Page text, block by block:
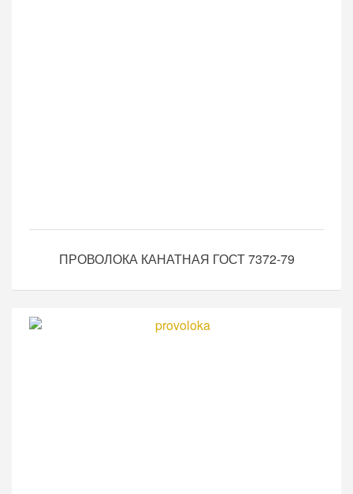
ПРОВОЛОКА КАНАТНАЯ ГОСТ 7372-79